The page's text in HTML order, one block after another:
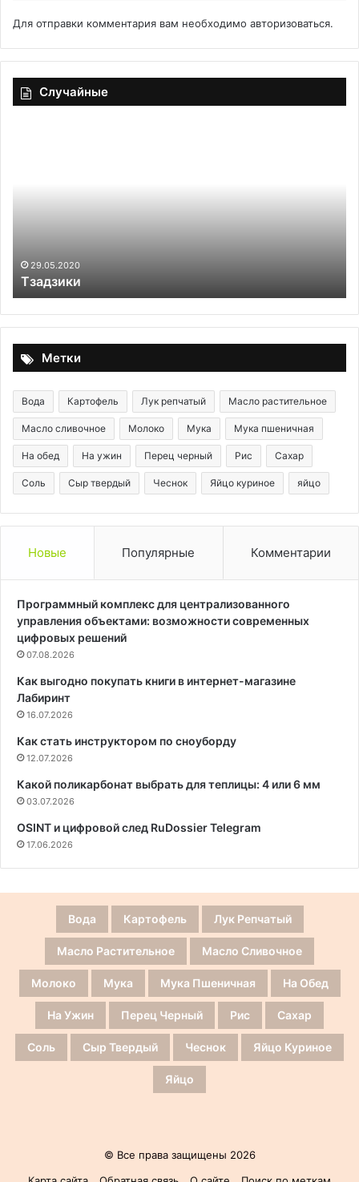
Для отправки комментария вам необходимо авторизоваться.
Случайные
29.05.2020
Тзадзики
Метки
Вода Картофель Лук репчатый Масло растительное
Масло сливочное Молоко Мука Мука пшеничная
На обед На ужин Перец черный Рис Сахар
Соль Сыр твердый Чеснок Яйцо куриное яйцо
Новые Популярные Комментарии
Программный комплекс для централизованного
управления объектами: возможности современных
цифровых решений
07.08.2026
Как выгодно покупать книги в интернет-магазине
Лабиринт
16.07.2026
Как стать инструктором по сноуборду
12.07.2026
Какой поликарбонат выбрать для теплицы: 4 или 6 мм
03.07.2026
OSINT и цифровой след RuDossier Telegram
17.06.2026
Вода Картофель Лук Репчатый
Масло Растительное Масло Сливочное
Молоко Мука Мука Пшеничная На Обед
На Ужин Перец Черный Рис Сахар
Соль Сыр Твердый Чеснок Яйцо Куриное
Яйцо
© Все права защищены 2026